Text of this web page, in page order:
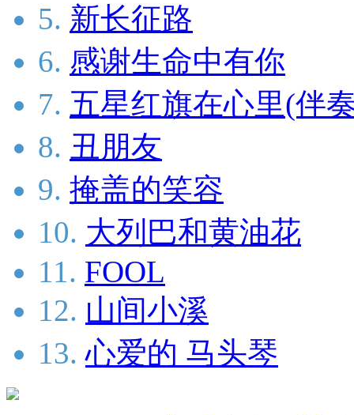
5. 新长征路
6. 感谢生命中有你
7. 五星红旗在心里(伴
8. 丑朋友
9. 掩盖的笑容
10. 大列巴和黄油花
11. FOOL
12. 山间小溪
13. 心爱的 马头琴